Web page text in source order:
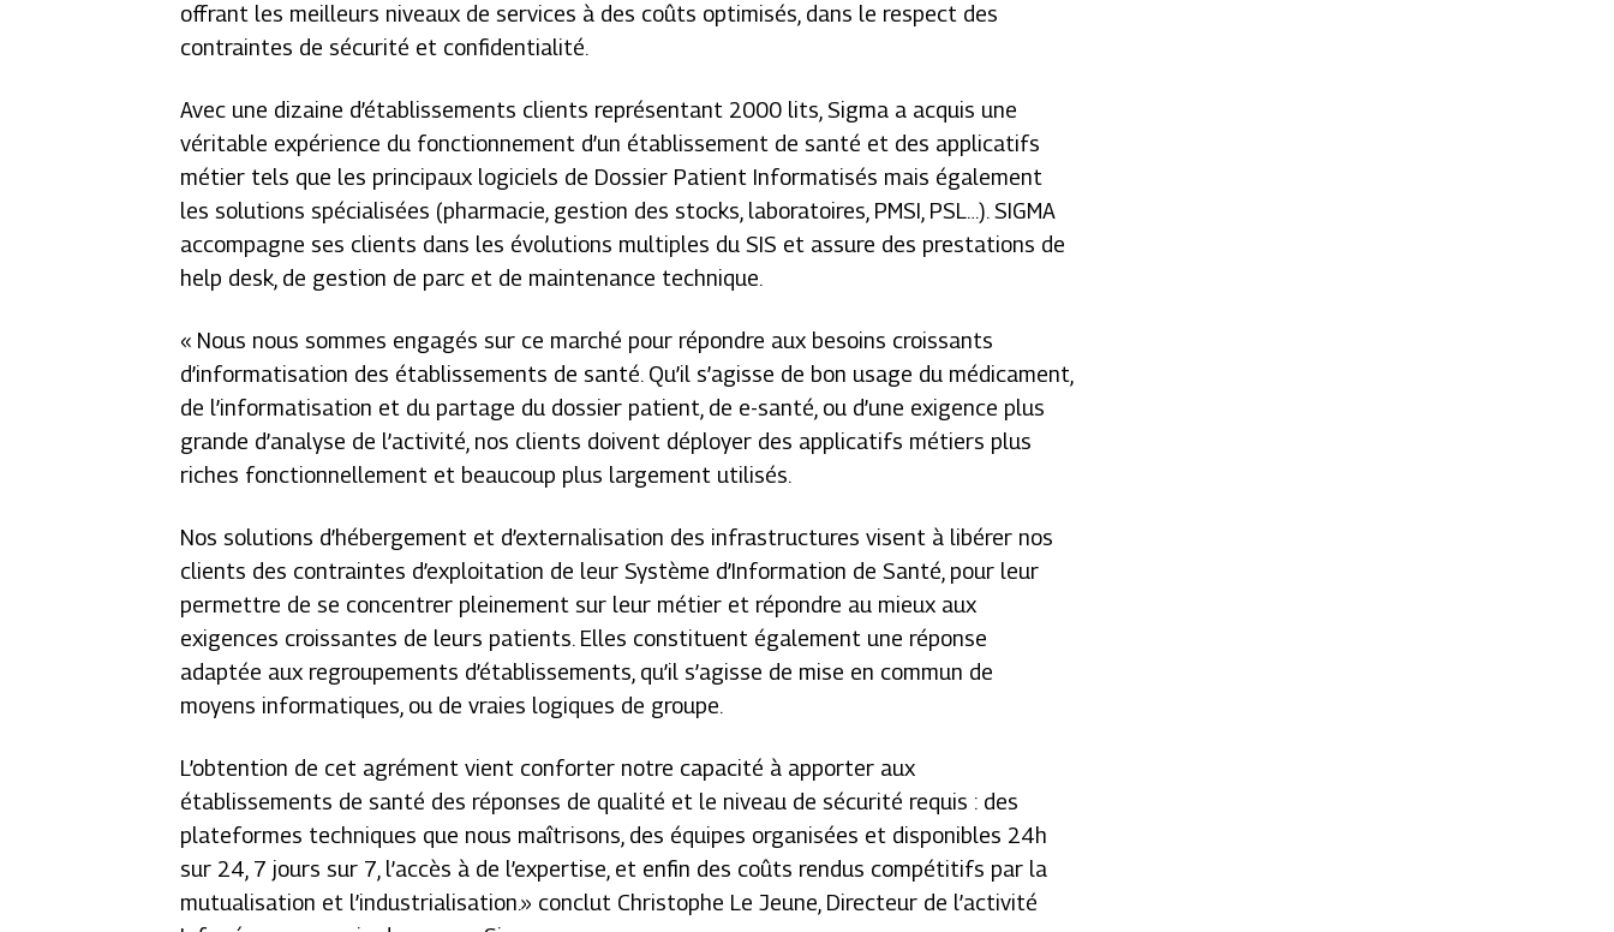
offrant les meilleurs niveaux de services à des coûts optimisés, dans le respect des
contraintes de sécurité et confidentialité.
Avec une dizaine d’établissements clients représentant 2000 lits, Sigma a acquis une
véritable expérience du fonctionnement d’un établissement de santé et des applicatifs
métier tels que les principaux logiciels de Dossier Patient Informatisés mais également
les solutions spécialisées (pharmacie, gestion des stocks, laboratoires, PMSI, PSL…). SIGMA
accompagne ses clients dans les évolutions multiples du SIS et assure des prestations de
help desk, de gestion de parc et de maintenance technique.
« Nous nous sommes engagés sur ce marché pour répondre aux besoins croissants
d’informatisation des établissements de santé. Qu’il s’agisse de bon usage du médicament,
de l’informatisation et du partage du dossier patient, de e-santé, ou d’une exigence plus
grande d’analyse de l’activité, nos clients doivent déployer des applicatifs métiers plus
riches fonctionnellement et beaucoup plus largement utilisés.
Nos solutions d’hébergement et d’externalisation des infrastructures visent à libérer nos
clients des contraintes d’exploitation de leur Système d’Information de Santé, pour leur
permettre de se concentrer pleinement sur leur métier et répondre au mieux aux
exigences croissantes de leurs patients. Elles constituent également une réponse
adaptée aux regroupements d’établissements, qu’il s’agisse de mise en commun de
moyens informatiques, ou de vraies logiques de groupe.
L’obtention de cet agrément vient conforter notre capacité à apporter aux
établissements de santé des réponses de qualité et le niveau de sécurité requis : des
plateformes techniques que nous maîtrisons, des équipes organisées et disponibles 24h
sur 24, 7 jours sur 7, l’accès à de l’expertise, et enfin des coûts rendus compétitifs par la
mutualisation et l’industrialisation.» conclut Christophe Le Jeune, Directeur de l’activité